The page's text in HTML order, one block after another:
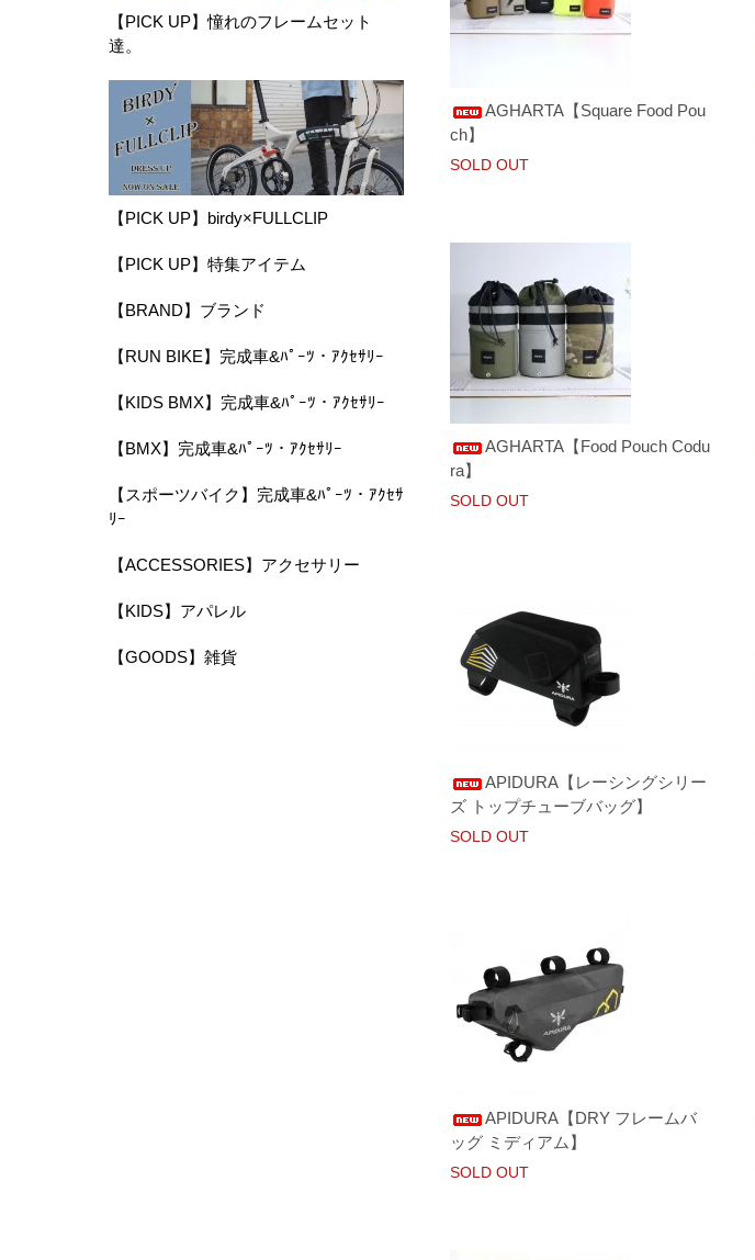
AGHARTA【Square Food Pou
ch】
SOLD OUT
AGHARTA【Food Pouch Codu
ra】
SOLD OUT
APIDURA【レーシングシリー
ズ トップチューブバッグ】
SOLD OUT
APIDURA【DRY フレームバ
ッグ ミディアム】
SOLD OUT
【PICK UP】憧れのフレームセット
達。
【PICK UP】birdy×FULLCLIP
【PICK UP】特集アイテム
【BRAND】ブランド
【RUN BIKE】完成車&ﾊﾟｰﾂ・ｱｸｾｻﾘｰ
【KIDS BMX】完成車&ﾊﾟｰﾂ・ｱｸｾｻﾘｰ
【BMX】完成車&ﾊﾟｰﾂ・ｱｸｾｻﾘｰ
【スポーツバイク】完成車&ﾊﾟｰﾂ・ｱｸｾｻ
ﾘｰ
【ACCESSORIES】アクセサリー
【KIDS】アパレル
【GOODS】雑貨